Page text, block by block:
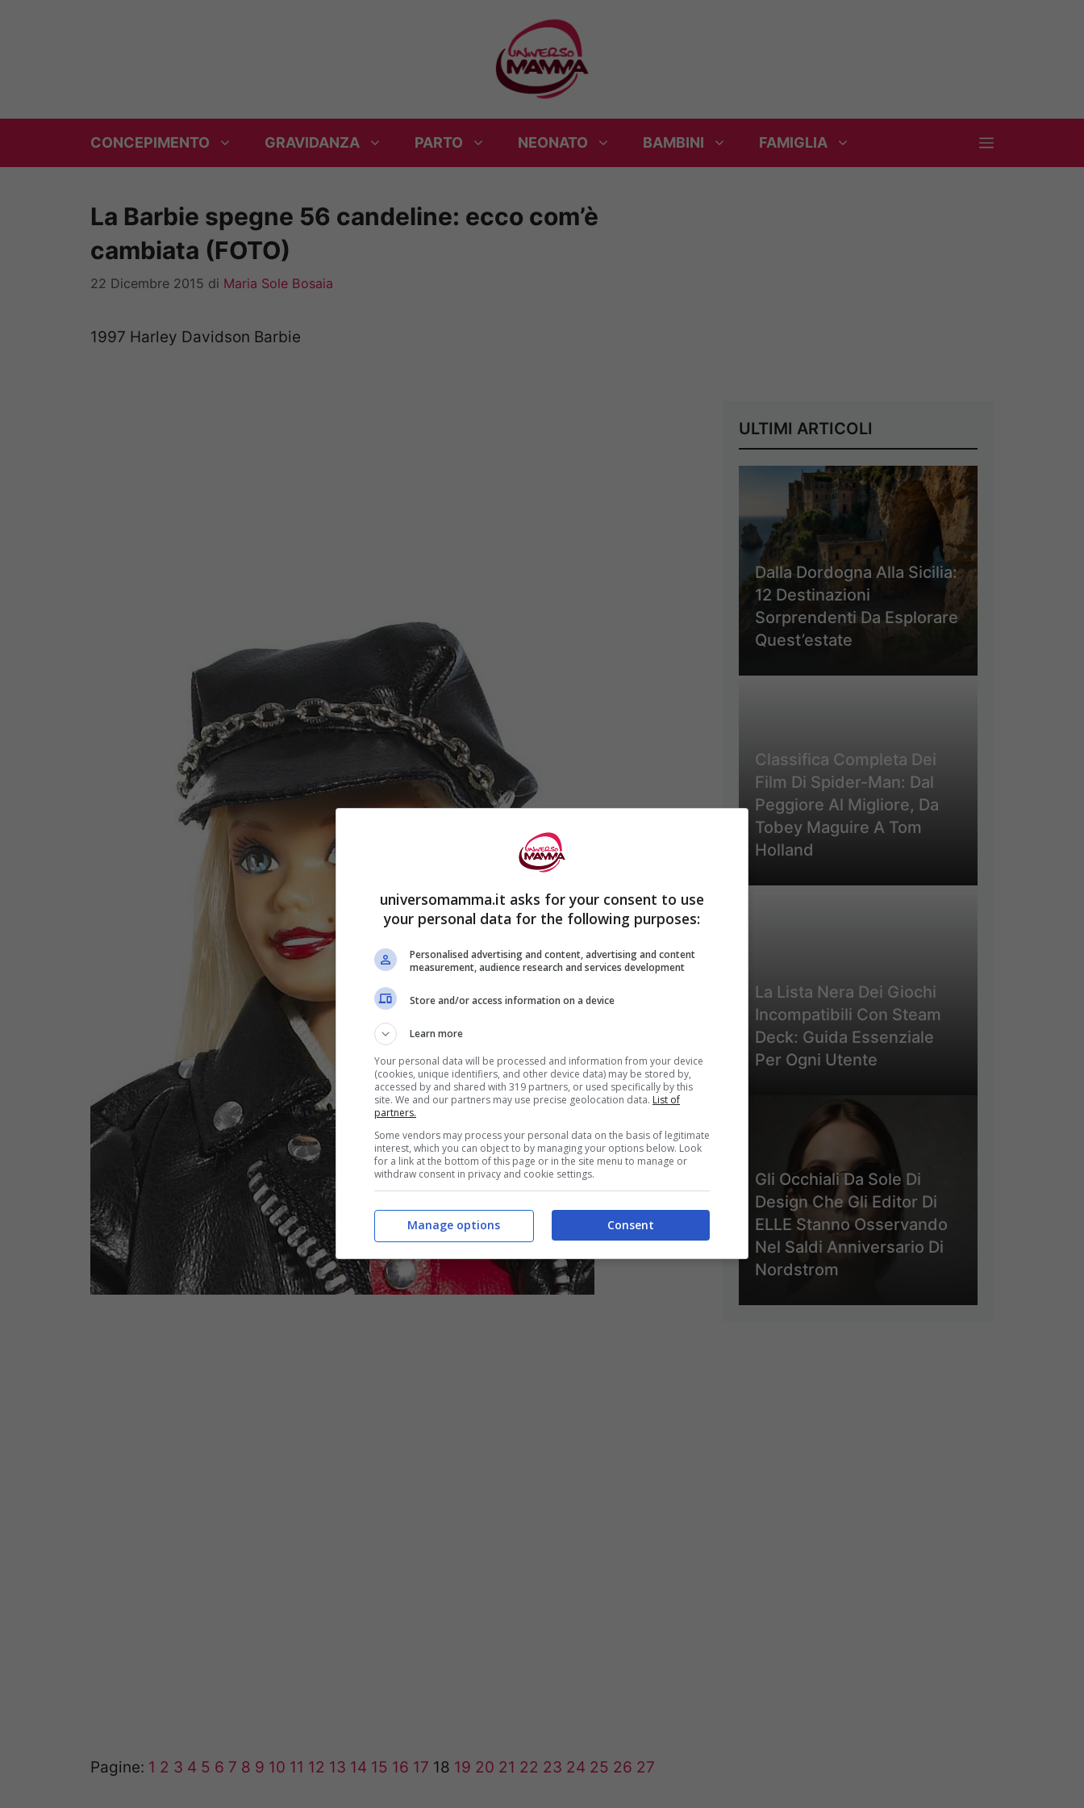
CONCEPIMENTO GRAVIDANZA PARTO NEONATO BAMBINI FAMIGLIA
La Barbie spegne 56 candeline: ecco com’è
cambiata (FOTO)
22 Dicembre 2015 di Maria Sole Bosaia
1997 Harley Davidson Barbie
Pagine: 1 2 3 4 5 6 7 8 9 10 11 12 13 14 15 16 17 18 19 20 21 22 23 24 25 26 27
ULTIMI ARTICOLI
Dalla Dordogna Alla Sicilia:
12 Destinazioni
Sorprendenti Da Esplorare
Quest’estate
Classifica Completa Dei
Film Di Spider-Man: Dal
Peggiore Al Migliore, Da
Tobey Maguire A Tom
Holland
La Lista Nera Dei Giochi
Incompatibili Con Steam
Deck: Guida Essenziale
Per Ogni Utente
Gli Occhiali Da Sole Di
Design Che Gli Editor Di
ELLE Stanno Osservando
Nel Saldi Anniversario Di
Nordstrom
universomamma.it asks for your consent to use
your personal data for the following purposes:
Personalised advertising and content, advertising and content
measurement, audience research and services development
Store and/or access information on a device
Learn more
Your personal data will be processed and information from your device
(cookies, unique identifiers, and other device data) may be stored by,
accessed by and shared with 319 partners, or used specifically by this
site. We and our partners may use precise geolocation data. List of
partners.
Some vendors may process your personal data on the basis of legitimate
interest, which you can object to by managing your options below. Look
for a link at the bottom of this page or in the site menu to manage or
withdraw consent in privacy and cookie settings.
Consent
Manage options